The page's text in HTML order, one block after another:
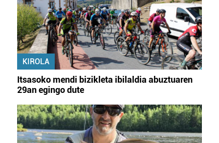
KIROLA
Itsasoko mendi bizikleta ibilaldia abuztuaren
29an egingo dute